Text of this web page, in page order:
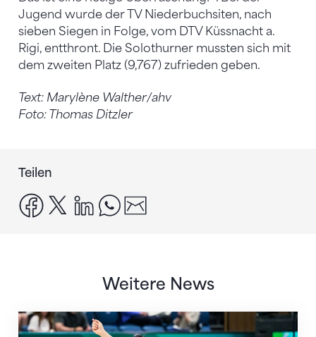
Jugend wurde der TV Niederbuchsiten, nach
sieben Siegen in Folge, vom DTV Küssnacht a.
Rigi, entthront. Die Solothurner mussten sich mit
dem zweiten Platz (9,767) zufrieden geben.
Text: Marylène Walther/ahv
Foto: Thomas Ditzler
Teilen
facebook
x linkedinwhatsapp
Weitere News
Nächster Halt: Weltmeisterschaft